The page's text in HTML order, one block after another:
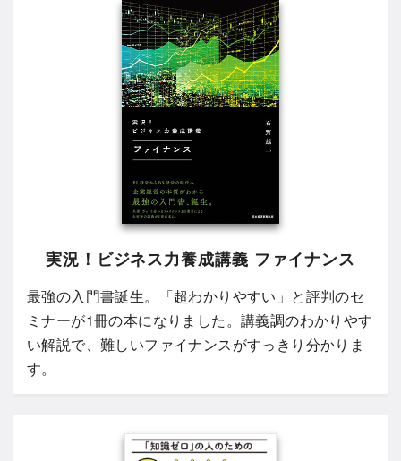
実況！ビジネス力養成講義 ファイナンス
最強の入門書誕生。「超わかりやすい」と評判のセ
ミナーが1冊の本になりました。講義調のわかりやす
い解説で、難しいファイナンスがすっきり分かりま
す。